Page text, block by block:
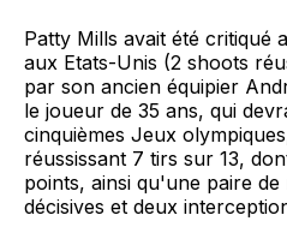
Patty Mills avait été critiqué
aux Etats-Unis (2 shoots
par son ancien équipier
le joueur de 35 ans, qui
cinquièmes Jeux
réussissant 7 tirs sur 13,
points, ainsi qu'une paire
décisives et deux